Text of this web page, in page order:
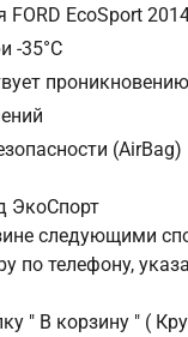
EcoSport
-35°С
(AirBag)
ЭкоСпорт
следующими
по телефону,
" В корзину " (